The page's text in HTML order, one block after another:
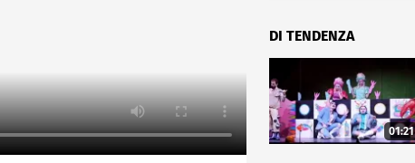
DI TENDENZA
01:21